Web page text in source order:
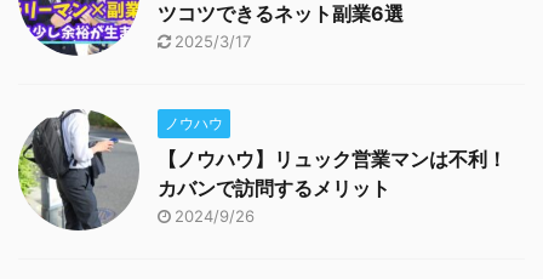
ツコツできるネット副業6選
2025/3/17
ノウハウ
【ノウハウ】リュック営業マンは不利！
カバンで訪問するメリット
2024/9/26